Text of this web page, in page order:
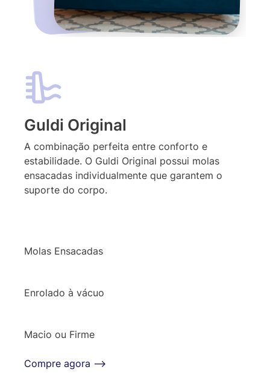
Guldi Original
A combinação perfeita entre conforto e
estabilidade. O Guldi Original possui molas
ensacadas individualmente que garantem o
suporte do corpo.
Molas Ensacadas
Enrolado à vácuo
Macio ou Firme
Compre agora ⟶